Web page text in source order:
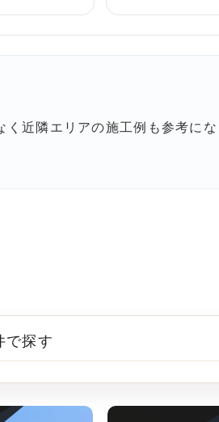
近隣エリアの施工例も参考に
で探す